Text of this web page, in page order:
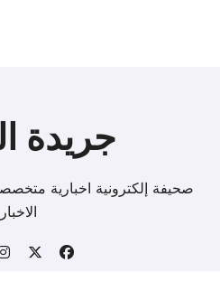
جريدة
صحيفة إلكترونية اخبارية
الاخبار